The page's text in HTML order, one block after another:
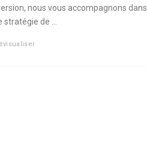
nous vous accompagnons dans
stratégie de ...